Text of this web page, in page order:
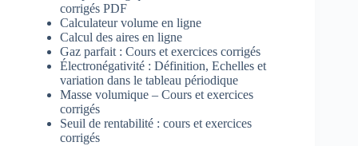
corrigés PDF
Calculateur volume en ligne
Calcul des aires en ligne
Gaz parfait : Cours et exercices corrigés
Électronégativité : Définition, Echelles et
variation dans le tableau périodique
Masse volumique – Cours et exercices
corrigés
Seuil de rentabilité : cours et exercices
corrigés